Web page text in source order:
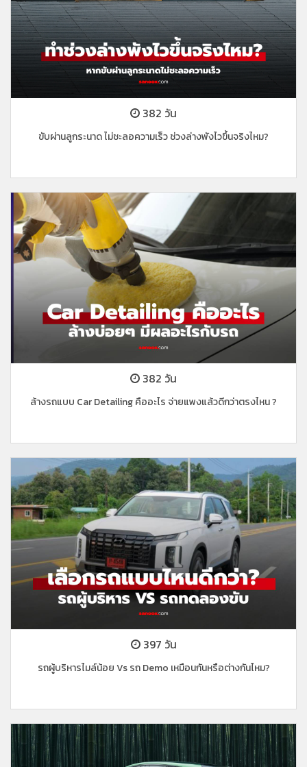
382 วัน
ขับผ่านลูกระนาด ไม่ชะลอความเร็ว ช่วงล่างพังไวขึ้นจริงไหม?
382 วัน
ล้างรถแบบ Car Detailing คืออะไร จ่ายแพงแล้วดีกว่าตรงไหน ?
397 วัน
รถผู้บริหารไมล์น้อย Vs รถ Demo เหมือนกันหรือต่างกันไหม?